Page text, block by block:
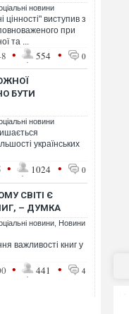
новини
виступив з
при
та ...
• 554 • 0
БУТИ
новини
українських
• 1024 • 0
СВІТІ Є
– ДУМКА
новини Новини
важливості книг у
• 441 • 4